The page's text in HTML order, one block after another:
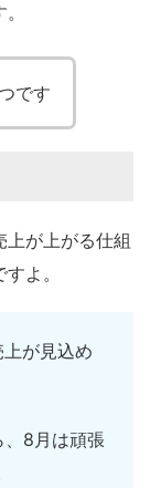
です
上が上がる仕組
よ。
が見込め
、8月は頑張